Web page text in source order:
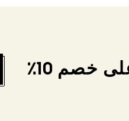
خصم 10٪